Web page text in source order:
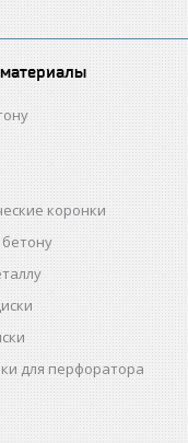
коронки
для перфоратора